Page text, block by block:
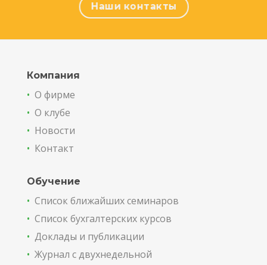
Наши контакты
Компания
• О фирме
• О клубе
• Новости
• Контакт
Обучение
• Список ближайших семинаров
• Список бухгалтерских курсов
• Доклады и публикации
• Журнал с двухнедельной